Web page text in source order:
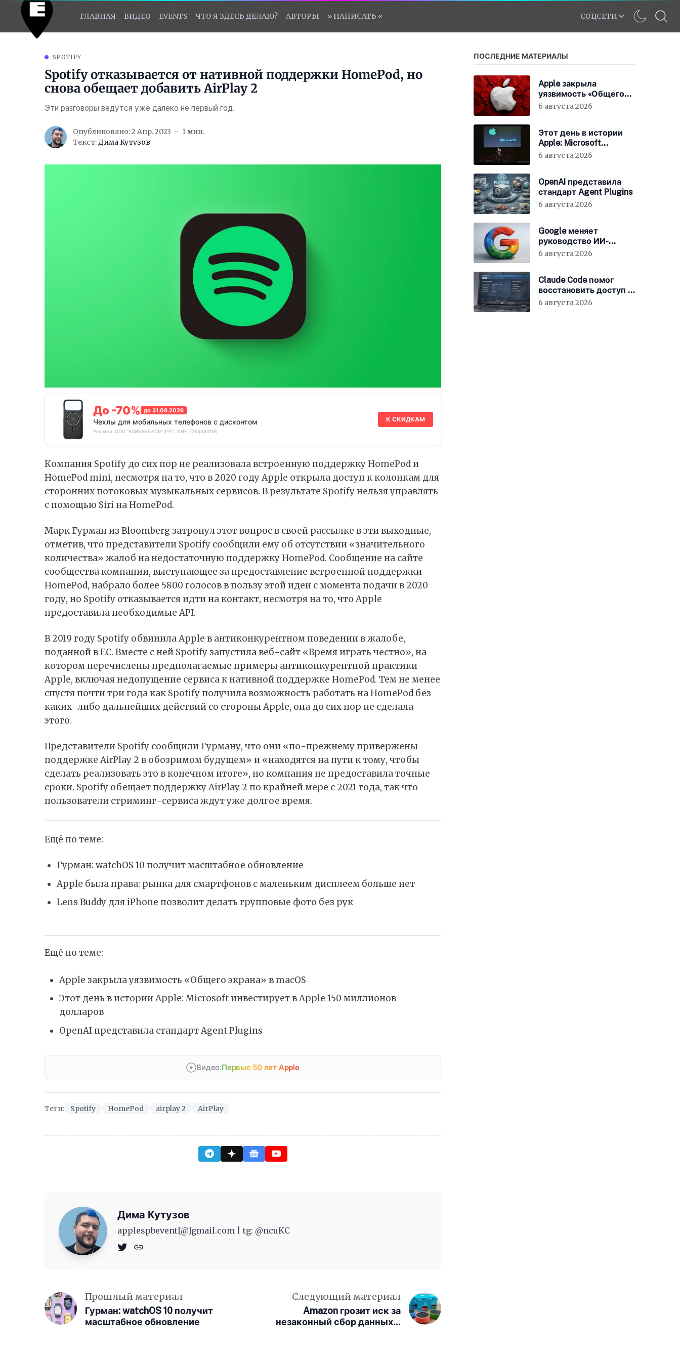
ГЛАВНАЯ ВИДЕО EVENTS ЧТО Я ЗДЕСЬ ДЕЛАЮ? АВТОРЫ » НАПИСАТЬ « СОЦСЕТИ
SPOTIFY
Spotify отказывается от нативной поддержки HomePod, но
снова обещает добавить AirPlay 2
Эти разговоры ведутся уже далеко не первый год.
Опубликовано: 2 Апр. 2023
1 мин.
Текст:Дима Кутузов
До -70% до 31.08.2026
Чехлы для мобильных телефонов с дисконтом
Реклама. ООО "АЛИБАБА.КОМ (РУ)", ИНН 7703380158
К СКИДКАМ
Компания Spotify до сих пор не реализовала встроенную поддержку HomePod и
HomePod mini, несмотря на то, что в 2020 году Apple открыла доступ к колонкам для
сторонних потоковых музыкальных сервисов. В результате Spotify нельзя управлять
с помощью Siri на HomePod.
Марк Гурман из Bloomberg затронулэтот вопрос в своей рассылке в эти выходные,
отметив, что представители Spotify сообщили ему об отсутствии «значительного
количества» жалоб на недостаточную поддержку HomePod. Сообщение на сайте
сообществакомпании, выступающее за предоставление встроенной поддержки
HomePod, набрало более 5800 голосов в пользу этой идеи с момента подачи в 2020
году, но Spotify отказывается идти на контакт, несмотря на то, что Apple
предоставила необходимые API.
В 2019 году Spotify обвинила Apple в антиконкурентном поведении в жалобе,
поданной в ЕС. Вместе с ней Spotify запустила веб-сайт «Время играть честно», на
котором перечислены предполагаемые примеры антиконкурентной практики
Apple, включая недопущение сервиса к нативной поддержке HomePod. Тем не менее
спустя почти три года как Spotify получила возможность работать на HomePod без
каких-либо дальнейших действий со стороны Apple, она до сих пор не сделала
этого.
Представители Spotify сообщили Гурману, что они «по-прежнему привержены
поддержке AirPlay 2 в обозримом будущем» и «находятся на пути к тому, чтобы
сделать реализовать это в конечном итоге», но компания не предоставила точные
сроки. Spotify обещает поддержку AirPlay 2 по крайней мере с 2021 года, так что
пользователи стриминг-сервиса ждут уже долгое время.
Ещё по теме:
Гурман: watchOS 10 получит масштабное обновление
Apple была права: рынка для смартфонов с маленьким дисплеем больше нет
Lens Buddy для iPhone позволит делать групповые фото без рук
Ещё по теме:
Apple закрыла уязвимость «Общего экрана» в macOS
Этот день в истории Apple: Microsoft инвестирует в Apple 150 миллионов
долларов
OpenAI представила стандарт Agent Plugins
Видео:Первые 50 лет Apple
Теги: Spotify HomePod airplay 2 AirPlay
Дима Кутузов
applespbevent[@]gmail.com | tg: @ncuKC
Прошлый материал
Гурман: watchOS 10 получит
масштабное обновление
Следующий материал
Amazon грозит иск за
незаконный сбор данных о
ПОСЛЕДНИЕ МАТЕРИАЛЫ
Apple закрыла
уязвимость «Общего
экрана» в macOS
6 августа 2026
Этот день в истории
Apple: Microsoft
инвестирует в Apple
6 августа 2026
OpenAI представила
стандарт Agent Plugins
6 августа 2026
Google меняет
руководство ИИ-
направления
6 августа 2026
Claude Code помог
восстановить доступ к
BIOS ноутбука
6 августа 2026